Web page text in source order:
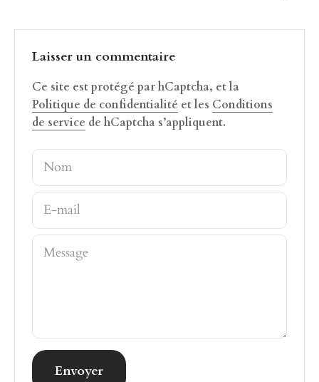
Laisser un commentaire
Ce site est protégé par hCaptcha, et la
Politique de confidentialité et les Conditions
de service de hCaptcha s’appliquent.
Nom
E-mail
Message
Envoyer